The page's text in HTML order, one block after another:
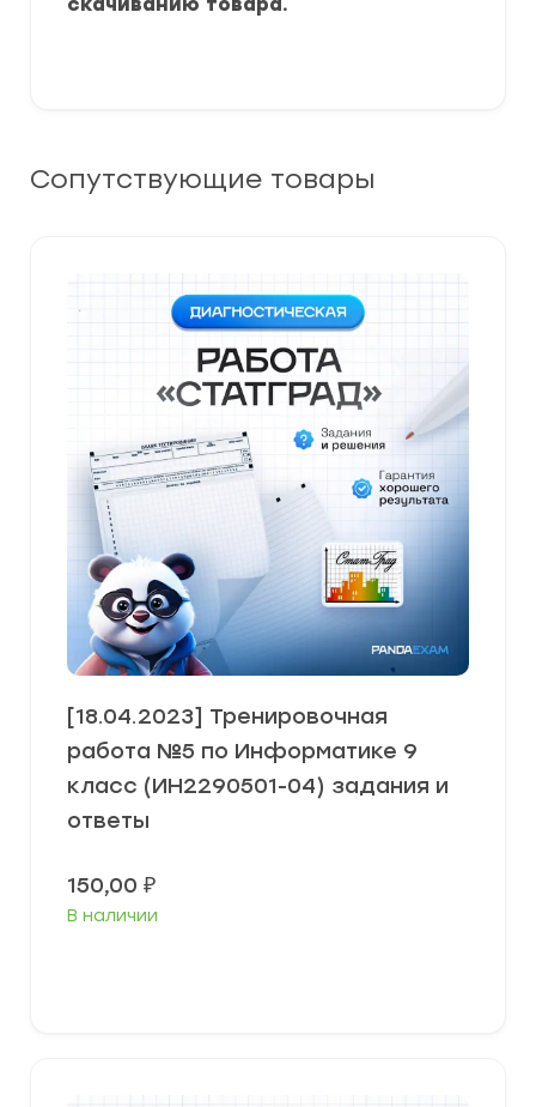
Сопутствующие товары
[18.04.2023] Тренировочная
работа №5 по Информатике 9
класс (ИН2290501-04) задания и
ответы
150,00 ₽
В наличии